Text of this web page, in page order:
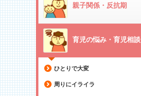
親子関係・反抗期
育児の悩み・育児相談
ひとりで大変
周りにイライラ